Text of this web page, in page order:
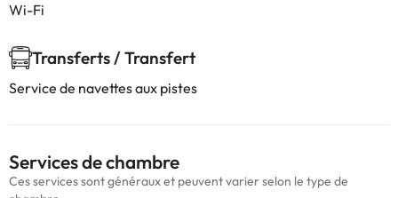
Wi-Fi
Transferts / Transfert
Service de navettes aux pistes
Services de chambre
Ces services sont généraux et peuvent varier selon le type de